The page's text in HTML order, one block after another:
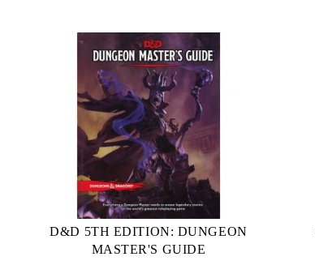
D&D 5TH EDITION: DUNGEON
MASTER'S GUIDE